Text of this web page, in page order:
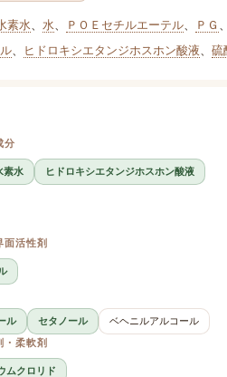
素水、 水、 ＰＯＥセチルエーテル、 ＰＧ 、
、 ヒドロキシエタンジホスホン酸液、 硫
分
素水
ヒドロキシエタンジホスホン酸液
面活性剤
ル セタノール
ベヘニルアルコール
・柔軟剤
ムクロリド